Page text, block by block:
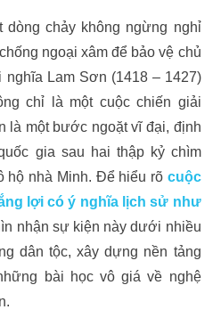
dòng chảy không ngừng nghỉ
ngoại xâm để bảo vệ chủ
nghĩa Lam Sơn (1418 – 1427)
chỉ là một cuộc chiến giải
là một bước ngoặt vĩ đại, định
gia sau hai thập kỷ chìm
hộ nhà Minh. Để hiểu rõ cuộc
lợi có ý nghĩa lịch sử như
nhận sự kiện này dưới nhiều
dân tộc, xây dựng nền tảng
bài học vô giá về nghệ